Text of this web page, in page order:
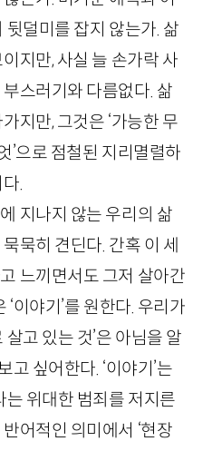
덜미를 잡지 않는가. 삶
지만, 사실 늘 손가락 사
스러기와 다름없다. 삶
지만, 그것은 ‘가능한 무
’으로 점철된 지리멸렬하
.
지나지 않는 우리의 삶
묵히 견딘다. 간혹 이 세
느끼면서도 그저 살아간
이야기’를 원한다. 우리가
고 있는 것’은 아님을 알
고 싶어한다. ‘이야기’는
는 위대한 범죄를 저지른
어적인 의미에서 ‘현장